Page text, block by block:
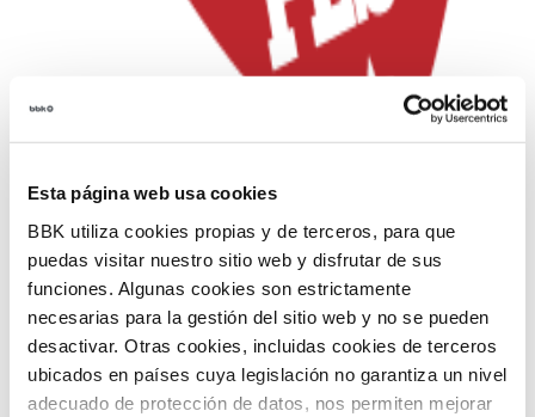
Esta página web usa cookies
BBK utiliza cookies propias y de terceros, para que
puedas visitar nuestro sitio web y disfrutar de sus
funciones. Algunas cookies son estrictamente
necesarias para la gestión del sitio web y no se pueden
desactivar. Otras cookies, incluidas cookies de terceros
ubicados en países cuya legislación no garantiza un nivel
adecuado de protección de datos, nos permiten mejorar
ElBBK BILBAO MUSIC LEGENDS
FEST,patrocinado por BBK y el Ayuntamiento de
Bilbao, que se celebrará los días 23 y 24 de junio en
el Bilbao Arena, anuncia los horarios de los
conciertos.